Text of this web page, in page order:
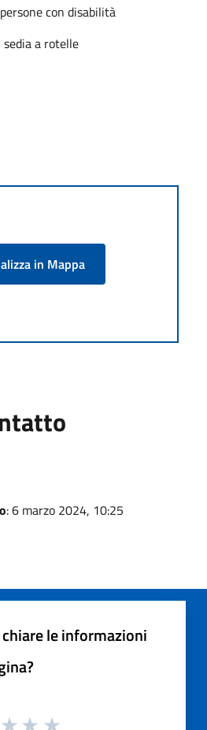
con disabilità
sedia a rotelle
in Mappa
: 6 marzo 2024, 10:25
le informazioni